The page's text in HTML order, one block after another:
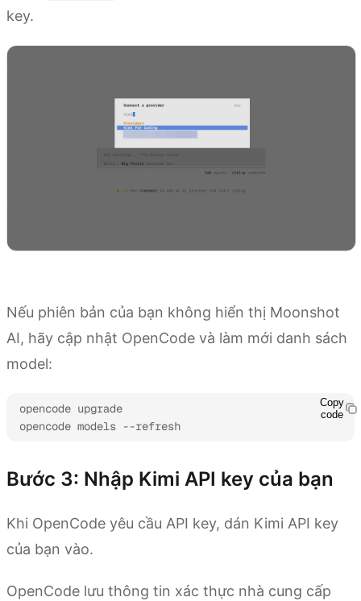
key.
Nếu phiên bản của bạn không hiển thị Moonshot
AI, hãy cập nhật OpenCode và làm mới danh sách
model:
opencode upgrade
opencode models --refresh
Copy
code
Bước 3: Nhập Kimi API key của bạn
Khi OpenCode yêu cầu API key, dán Kimi API key
của bạn vào.
OpenCode lưu thông tin xác thực nhà cung cấp